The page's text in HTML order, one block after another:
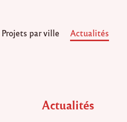
Projets par ville Actualités
Posted
Actualités